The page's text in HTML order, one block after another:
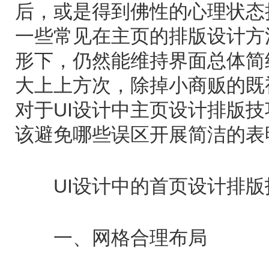
后，或是得到佛性的心理状
一些常见在主页的排版设计
形下，仍然能维持界面总体
大上上方次，除掉小商贩的
对于UI设计中主页设计排版
该避免哪些误区开展简洁的
UI设计中的首页设计排版
一、网格合理布局